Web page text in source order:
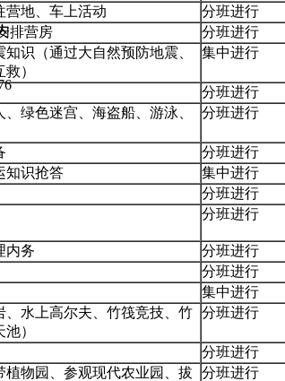
营地、车上活动
分班进行
排营房
分班进行
识（通过大自然预防地震、
）
集中进行
分班进行
绿色迷宫、海盗船、游泳、
分班进行
分班进行
知识抢答
集中进行
分班进行
分班进行
内务
分班进行
分班进行
集中进行
、水上高尔夫、竹筏竞技、竹
）
分班进行
分班进行
植物园、参观现代农业园、拔
分班进行